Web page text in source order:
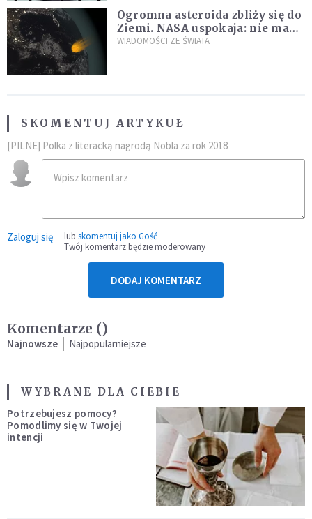
Ogromna asteroida zbliży się do
Ziemi. NASA uspokaja: nie ma
zagrożenia
WIADOMOŚCI ZE ŚWIATA
SKOMENTUJ ARTYKUŁ
[PILNE] Polka z literacką nagrodą Nobla za rok 2018
Zaloguj się lub skomentuj jako Gość
Twój komentarz będzie moderowany
DODAJ KOMENTARZ
Komentarze ()
Najnowsze Najpopularniejsze
WYBRANE DLA CIEBIE
Potrzebujesz pomocy?
Pomodlimy się w Twojej
intencji